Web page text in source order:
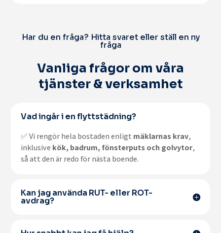
Har du en fråga? Hitta svaret eller ställ en ny
fråga
Vanliga frågor om våra
tjänster & verksamhet
Vad ingår i en flyttstädning?
✅ Vi rengör hela bostaden enligt mäklarnas krav,
inklusive kök, badrum, fönsterputs och golvytor,
så att den är redo för nästa boende.
Kan jag använda RUT- eller ROT-
avdrag?